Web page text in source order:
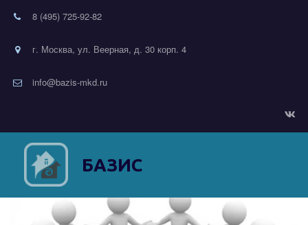
8 (495) 725-92-82
г. Москва, ул. Веерная, д. 30 корп. 4
info@bazis-mkd.ru
БАЗИС